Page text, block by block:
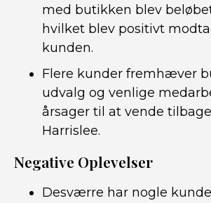
med butikken blev
hvilket blev positivt
kunden.
Flere kunder fremhæver
udvalg og venlige
årsager til at vende
Harrislee.
Negative Oplevelser
Desværre har nogle